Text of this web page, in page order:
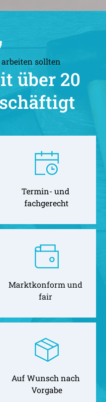
sollten
über 20
Termin- und
fachgerecht
Marktkonform und
fair
Auf Wunsch nach
Vorgabe